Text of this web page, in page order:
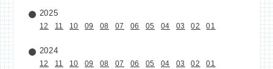
2025
12 11 10 09 08 07 06 05 04 03 02 01
2024
12 11 10 09 08 07 06 05 04 03 02 01